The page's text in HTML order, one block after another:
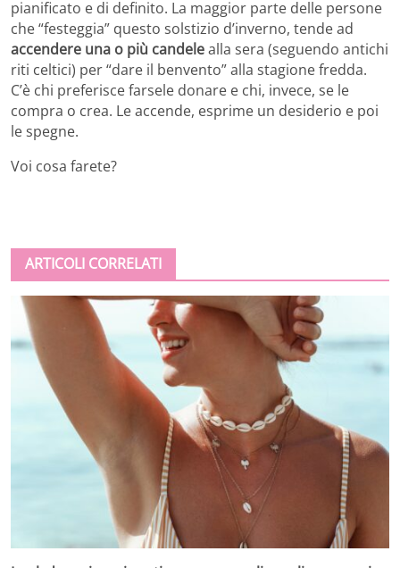
pianificato e di definito. La maggior parte delle persone
che “festeggia” questo solstizio d’inverno, tende ad
accendere una o più candelealla sera (seguendo antichi
riti celtici) per “dare il benvento” alla stagione fredda.
C’è chi preferisce farsele donare e chi, invece, se le
compra o crea. Le accende, esprime un desiderio e poi
le spegne.
Voi cosa farete?
ARTICOLI CORRELATI